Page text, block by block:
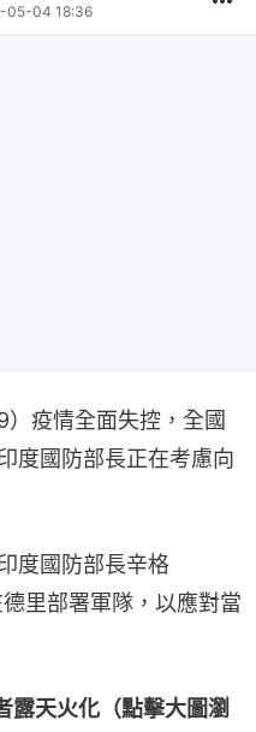
05-04 18:36
疫情全面失控，全國
度國防部長正在考慮向
度國防部長辛格
里部署軍隊，以應對當
露天火化（點擊大圖瀏